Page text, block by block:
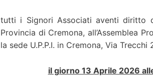
tutti i Signori Associati aventi diritto
Provincia di Cremona, all’Assemblea
la sede U.P.P.I. in Cremona, Via
il giorno 13 Aprile 2026